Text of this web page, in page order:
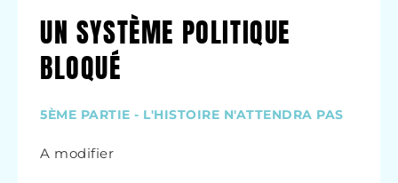
UN SYSTÈME POLITIQUE
BLOQUÉ
5ÈME PARTIE - L'HISTOIRE N'ATTENDRA PAS
A modifier